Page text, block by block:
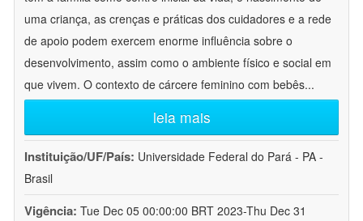
uma criança, as crenças e práticas dos cuidadores e a rede
de apoio podem exercem enorme influência sobre o
desenvolvimento, assim como o ambiente físico e social em
que vivem. O contexto de cárcere feminino com bebês...
leia mais
Instituição/UF/País: Universidade Federal do Pará - PA -
Brasil
Vigência: Tue Dec 05 00:00:00 BRT 2023-Thu Dec 31